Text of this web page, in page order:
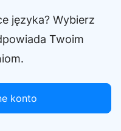
języka? Wybierz
Twoim
konto